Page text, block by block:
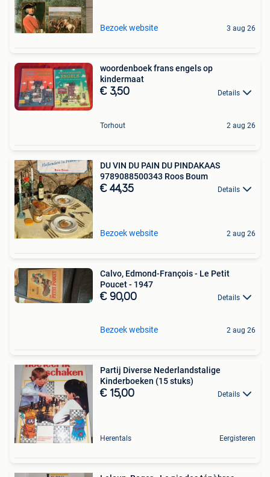
Bezoek website 3 aug 26
woordenboek frans engels op
kindermaat
€ 3,50 Details
Torhout 2 aug 26
DU VIN DU PAIN DU PINDAKAAS
9789088500343 Roos Boum
€ 44,35 Details
Bezoek website 2 aug 26
Calvo, Edmond-François - Le Petit
Poucet - 1947
€ 90,00 Details
Bezoek website 2 aug 26
Partij Diverse Nederlandstalige
Kinderboeken (15 stuks)
€ 15,00 Details
Herentals Eergisteren